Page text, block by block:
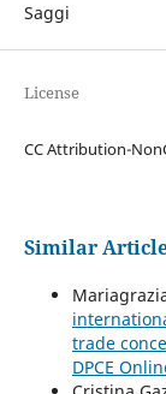
Saggi
License
CC Attribution-
Similar
trade
DPCE